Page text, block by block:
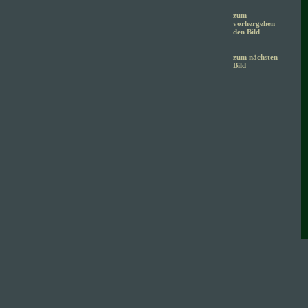
zum
vorhergehen
den Bild
zum nächsten
Bild